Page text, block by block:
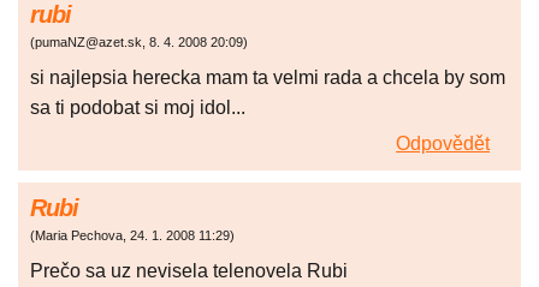
rubi
(pumaNZ@azet.sk, 8. 4. 2008 20:09)
si najlepsia herecka mam ta velmi rada a chcela by som
sa ti podobat si moj idol...
Odpovědět
Rubi
(Maria Pechova, 24. 1. 2008 11:29)
Prečo sa uz nevisela telenovela Rubi